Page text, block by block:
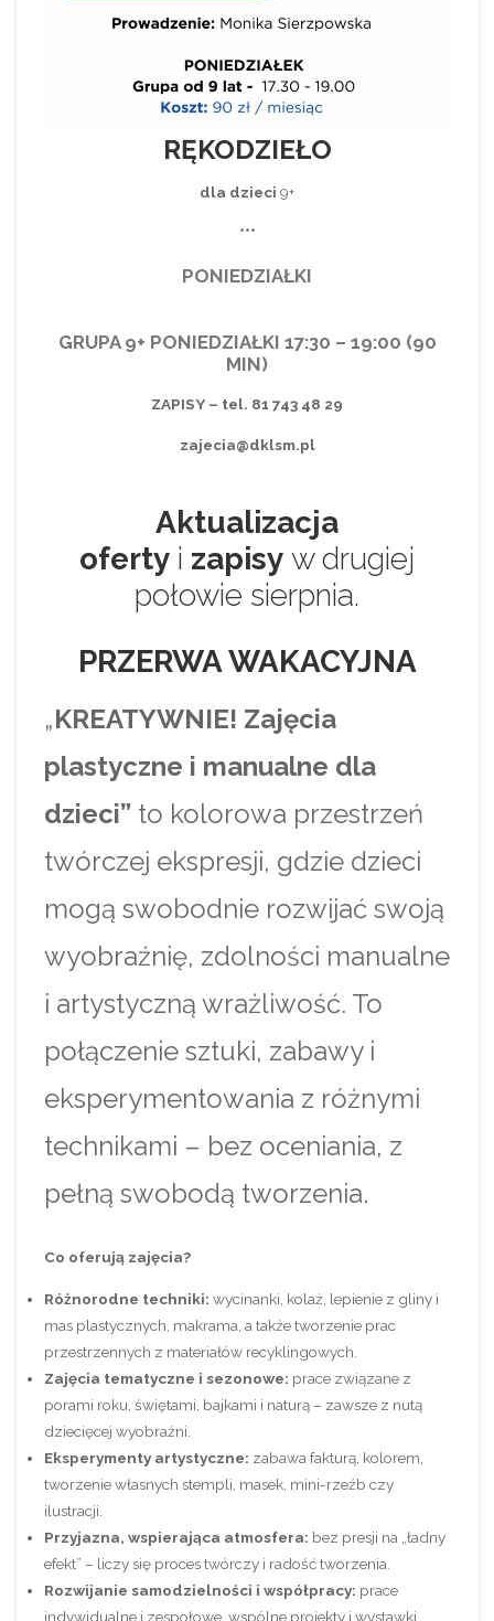
RĘKODZIEŁO
dla dzieci 9+
***
PONIEDZIAŁKI
GRUPA 9+ PONIEDZIAŁKI 17:30 – 19:00 (90
MIN)
ZAPISY – tel. 81 743 48 29
zajecia@dklsm.pl
Aktualizacja
oferty i zapisy w drugiej
połowie sierpnia.
PRZERWA WAKACYJNA
„KREATYWNIE! Zajęcia
plastyczne i manualne dla
dzieci” to kolorowa przestrzeń
twórczej ekspresji, gdzie dzieci
mogą swobodnie rozwijać swoją
wyobraźnię, zdolności manualne
i artystyczną wrażliwość. To
połączenie sztuki, zabawy i
eksperymentowania z różnymi
technikami – bez oceniania, z
pełną swobodą tworzenia.
Co oferują zajęcia?
Różnorodne techniki: wycinanki, kolaż, lepienie z gliny i
mas plastycznych, makrama, a także tworzenie prac
przestrzennych z materiałów recyklingowych.
Zajęcia tematyczne i sezonowe: prace związane z
porami roku, świętami, bajkami i naturą – zawsze z nutą
dziecięcej wyobraźni.
Eksperymenty artystyczne: zabawa fakturą, kolorem,
tworzenie własnych stempli, masek, mini-rzeźb czy
ilustracji.
Przyjazna, wspierająca atmosfera: bez presji na „ładny
efekt” – liczy się proces twórczy i radość tworzenia.
Rozwijanie samodzielności i współpracy: prace
indywidualne i zespołowe, wspólne projekty i wystawki